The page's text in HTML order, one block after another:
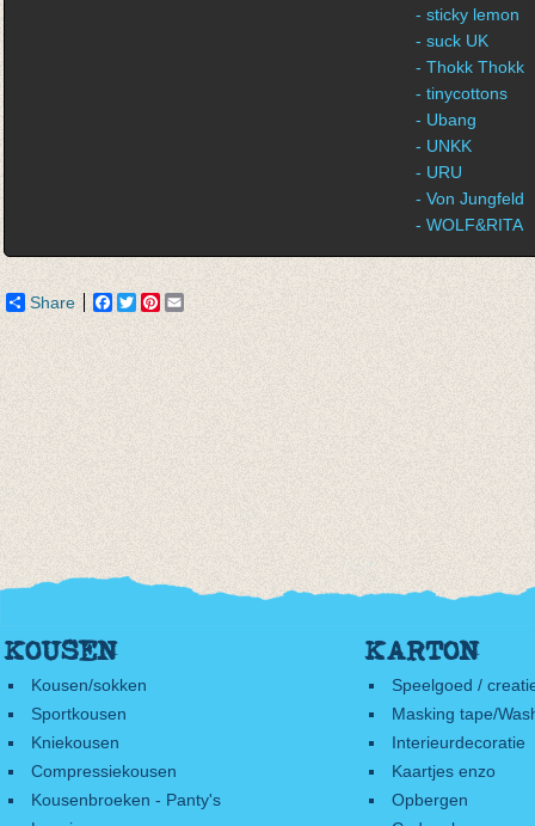
- sticky lemon
- suck UK
- Thokk Thokk
- tinycottons
- Ubang
- UNKK
- URU
- Von Jungfeld
- WOLF&RITA
Share Facebook
TwitterPinterest
KOUSEN
Kousen/sokken
Sportkousen
Kniekousen
Compressiekousen
Kousenbroeken - Panty's
KARTON
Speelgoed /
Masking tape/
Interieurdecoratie
Kaartjes enzo
Opbergen